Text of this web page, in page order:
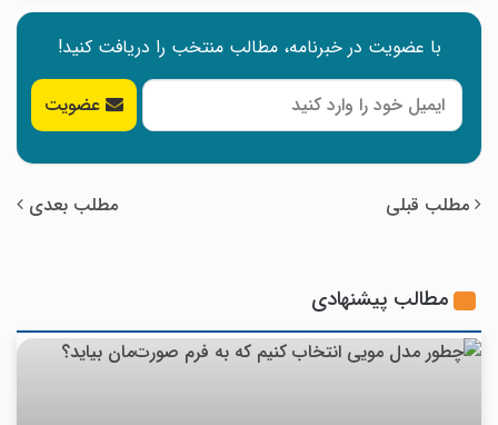
با عضویت در خبرنامه، مطالب منتخب را دریافت کنید!
عضویت
مطلب قبلی مطلب بعدی
مطالب پیشنهادی